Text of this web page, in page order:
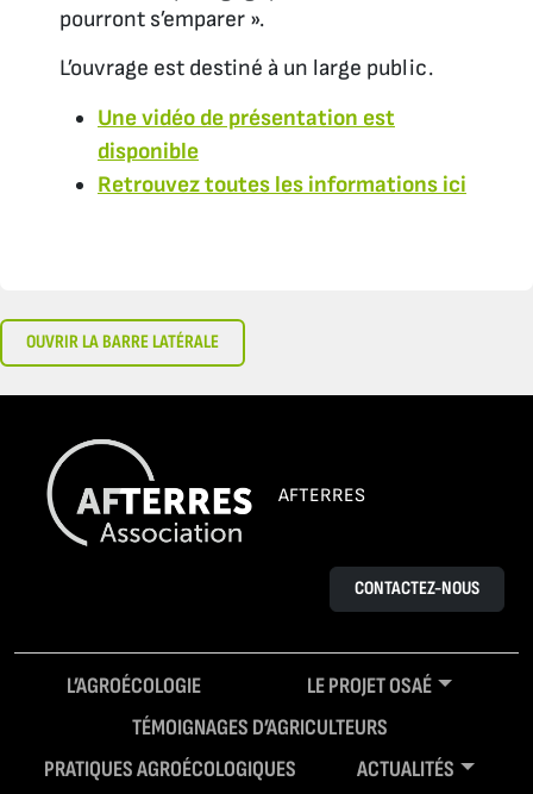
pourront s’emparer ».
L’ouvrage est destiné à un large public.
Une vidéo de présentation est
disponible
Retrouvez toutes les informations ici
OUVRIR LA BARRE LATÉRALE
AFTERRES
CONTACTEZ-NOUS
L’AGROÉCOLOGIE
LE PROJET OSAÉ
TÉMOIGNAGES D’AGRICULTEURS
PRATIQUES AGROÉCOLOGIQUES
ACTUALITÉS